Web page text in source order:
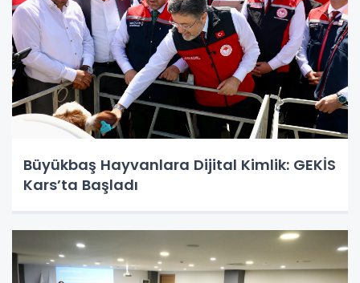
Büyükbaş Hayvanlara Dijital Kimlik: GEKİS
Kars’ta Başladı